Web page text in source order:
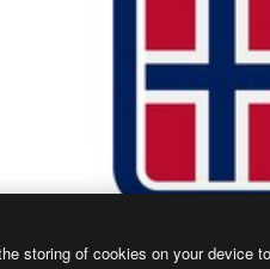
storing of cookies on your device